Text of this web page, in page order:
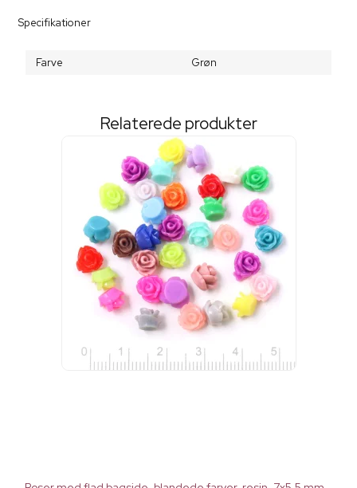
Specifikationer
Farve Grøn
Relaterede produkter